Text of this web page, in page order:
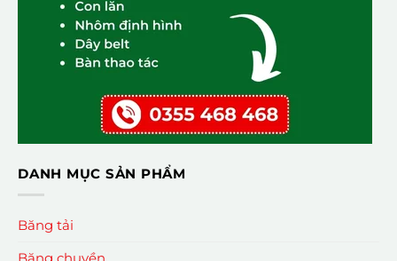
DANH MỤC SẢN PHẨM
Băng tải